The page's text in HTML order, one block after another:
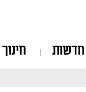
חדשות חינוך